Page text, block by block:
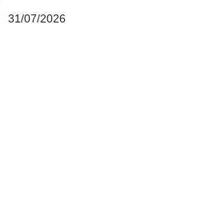
31/07/2026